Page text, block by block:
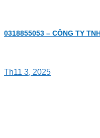
0318855053 – CÔNG TY
Th11 3, 2025